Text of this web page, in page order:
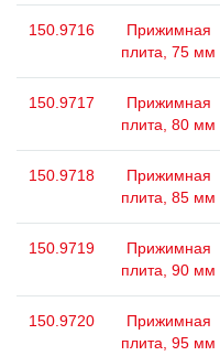
150.9716
Прижимная
плита, 75 мм
150.9717
Прижимная
плита, 80 мм
150.9718
Прижимная
плита, 85 мм
150.9719
Прижимная
плита, 90 мм
150.9720
Прижимная
плита, 95 мм